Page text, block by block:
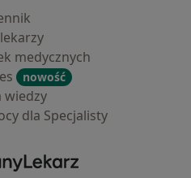
medycznych
nowość
wiedzy
dla Specjalisty
ZnanyLekarz - Strona główna